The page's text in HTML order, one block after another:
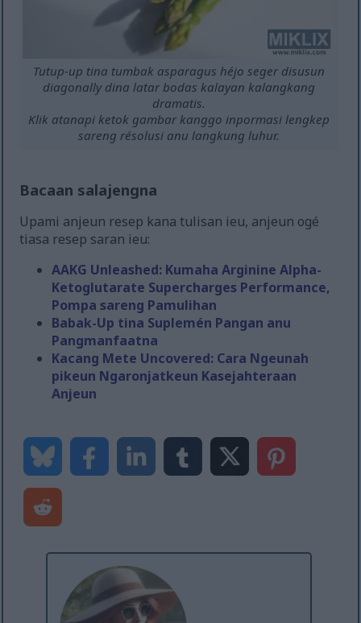
Tutup-up tina tumbak asparagus héjo seger disusun
diagonally dina latar bodas kalayan kalangkang
dramatis.
Klik atanapi ketok gambar kanggo inpormasi lengkep
sareng résolusi anu langkung luhur.
Bacaan salajengna
Upami anjeun resep kana tulisan ieu, anjeun ogé
tiasa resep saran ieu:
AAKG Unleashed: Kumaha Arginine Alpha-
Ketoglutarate Supercharges Performance,
Pompa sareng Pamulihan
Babak-Up tina Suplemén Pangan anu
Pangmanfaatna
Kacang Mete Uncovered: Cara Ngeunah
pikeun Ngaronjatkeun Kasejahteraan
Anjeun